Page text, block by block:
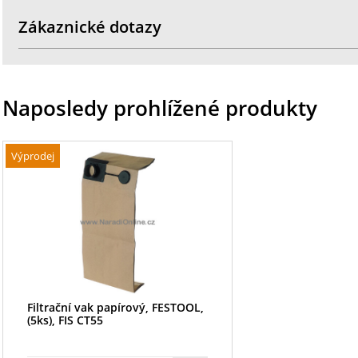
Zákaznické dotazy
Naposledy prohlížené produkty
Výprodej
Filtrační vak papírový, FESTOOL,
(5ks), FIS CT55